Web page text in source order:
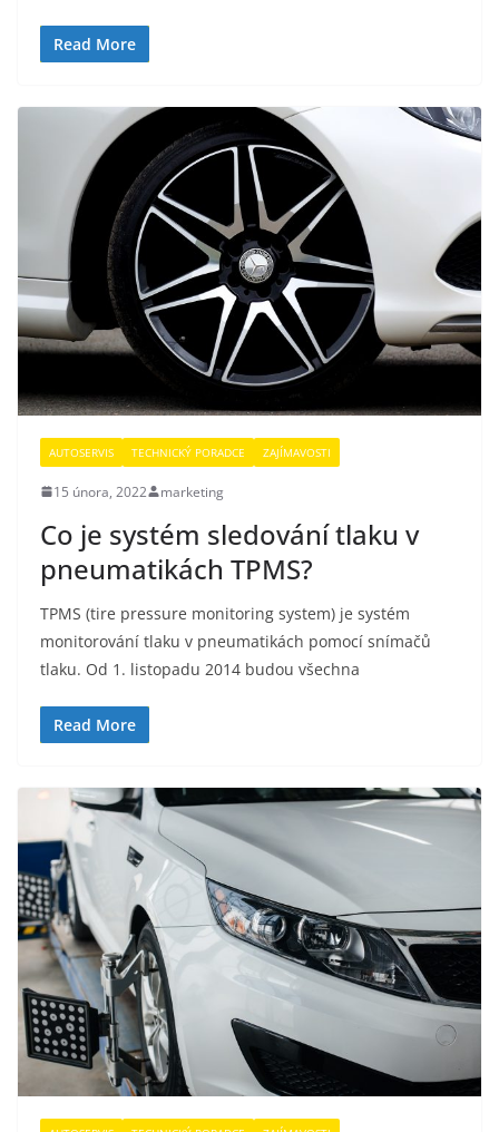
Read More
AUTOSERVIS TECHNICKÝ PORADCE ZAJÍMAVOSTI
15 února, 2022 marketing
Co je systém sledování tlaku v
pneumatikách TPMS?
TPMS (tire pressure monitoring system) je systém
monitorování tlaku v pneumatikách pomocí snímačů
tlaku. Od 1. listopadu 2014 budou všechna
Read More